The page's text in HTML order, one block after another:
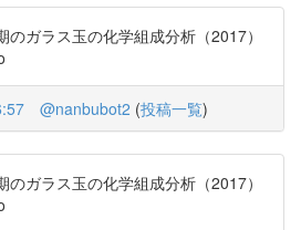
ガラス玉の化学組成分析（2017）
@nanbubot2 (投稿一覧)
ガラス玉の化学組成分析（2017）